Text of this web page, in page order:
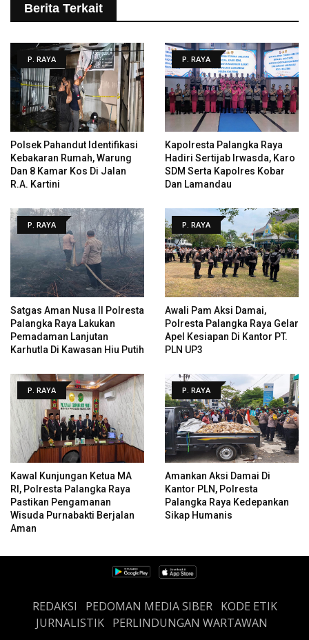
Berita Terkait
P. RAYA
Polsek Pahandut Identifikasi
Kebakaran Rumah, Warung
Dan 8 Kamar Kos Di Jalan
R.A. Kartini
P. RAYA
Kapolresta Palangka Raya
Hadiri Sertijab Irwasda, Karo
SDM Serta Kapolres Kobar
Dan Lamandau
P. RAYA
Satgas Aman Nusa II Polresta
Palangka Raya Lakukan
Pemadaman Lanjutan
Karhutla Di Kawasan Hiu Putih
P. RAYA
Awali Pam Aksi Damai,
Polresta Palangka Raya Gelar
Apel Kesiapan Di Kantor PT.
PLN UP3
P. RAYA
Kawal Kunjungan Ketua MA
RI, Polresta Palangka Raya
Pastikan Pengamanan
Wisuda Purnabakti Berjalan
Aman
P. RAYA
Amankan Aksi Damai Di
Kantor PLN, Polresta
Palangka Raya Kedepankan
Sikap Humanis
REDAKSI PEDOMAN MEDIA SIBER
KODE ETIK
JURNALISTIK PERLINDUNGAN WARTAWAN